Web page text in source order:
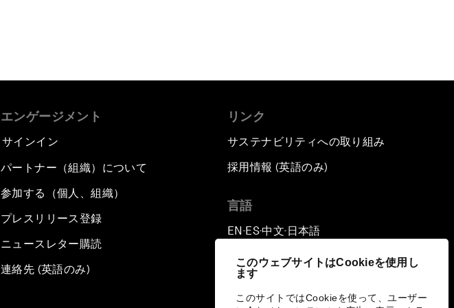
このウェブサイトはCookieを使用し
ます
このサイトではCookieを使って、ユーザー
エンゲージメント
サインイン
パートナー（組織）について
参加する（個人、組織）
プレスリリース登録
ニュースレター購読
連絡先 (英語のみ)
リンク
サステナビリティへの取り組み
採用情報 (英語のみ)
言語
EN ▪ES▪中文▪ 日本語